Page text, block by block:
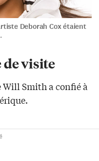
Deborah Cox étaient
de visite
Will Smith a confié à